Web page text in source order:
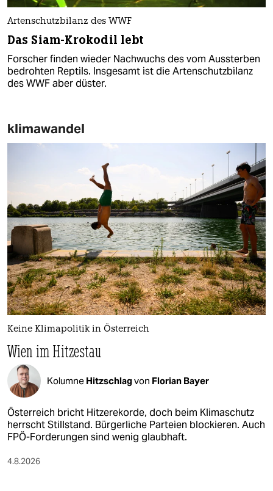
Artenschutzbilanz des WWF
Das Siam-Krokodil lebt
Forscher finden wieder Nachwuchs des vom Aussterben
bedrohten Reptils. Insgesamt ist die Artenschutzbilanz
des WWF aber düster.
klimawandel
Keine Klimapolitik in Österreich
Wien im Hitzestau
Kolumne Hitzschlagvon Florian Bayer
Österreich bricht Hitzerekorde, doch beim Klimaschutz
herrscht Stillstand. Bürgerliche Parteien blockieren. Auch
FPÖ-Forderungen sind wenig glaubhaft.
4.8.2026